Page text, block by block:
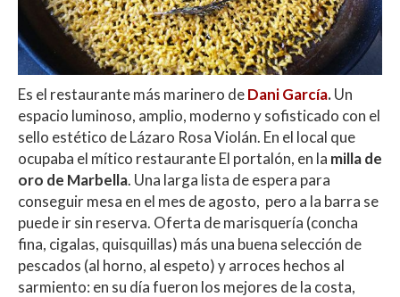
Es el restaurante más marinero deDani García.Un
espacio luminoso, amplio, moderno y sofisticado con el
sello estético de Lázaro Rosa Violán. En el local que
ocupaba el mítico restaurante El portalón, en la milla de
oro de Marbella. Una larga lista de espera para
conseguir mesa en el mes de agosto, pero a la barra se
puede ir sin reserva. Oferta de marisquería (concha
fina, cigalas, quisquillas) más una buena selección de
pescados (al horno, al espeto) y arroces hechos al
sarmiento: en su día fueron los mejores de la costa,